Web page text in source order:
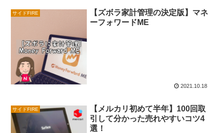
サイドFIRE
【ズボラ家計管理の決定版】マネ
ーフォワードME
2021.10.18
サイドFIRE
【メルカリ初めて半年】100回取
引して分かった売れやすいコツ4
選！